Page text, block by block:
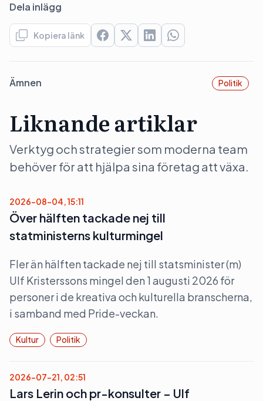
Dela inlägg
Kopiera länk
Ämnen Politik
Liknande artiklar
Verktyg och strategier som moderna team
behöver för att hjälpa sina företag att växa.
2026-08-04, 15:11
Över hälften tackade nej till
statministerns kulturmingel
Fler än hälften tackade nej till statsminister (m)
Ulf Kristerssons mingel den 1 augusti 2026 för
personer i de kreativa och kulturella branscherna,
i samband med Pride-veckan.
Kultur Politik
2026-07-21, 02:51
Lars Lerin och pr-konsulter – Ulf